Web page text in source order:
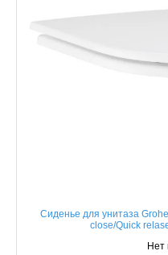
Сиденье для унитаза
close/Quick
Нет